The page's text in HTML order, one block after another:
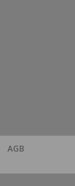
AGB